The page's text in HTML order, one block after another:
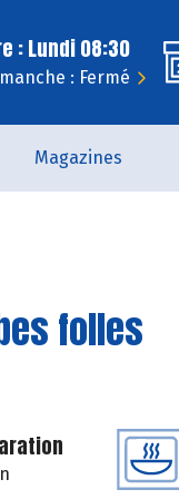
: Lundi 08:30
: Fermé
Magazines
folles